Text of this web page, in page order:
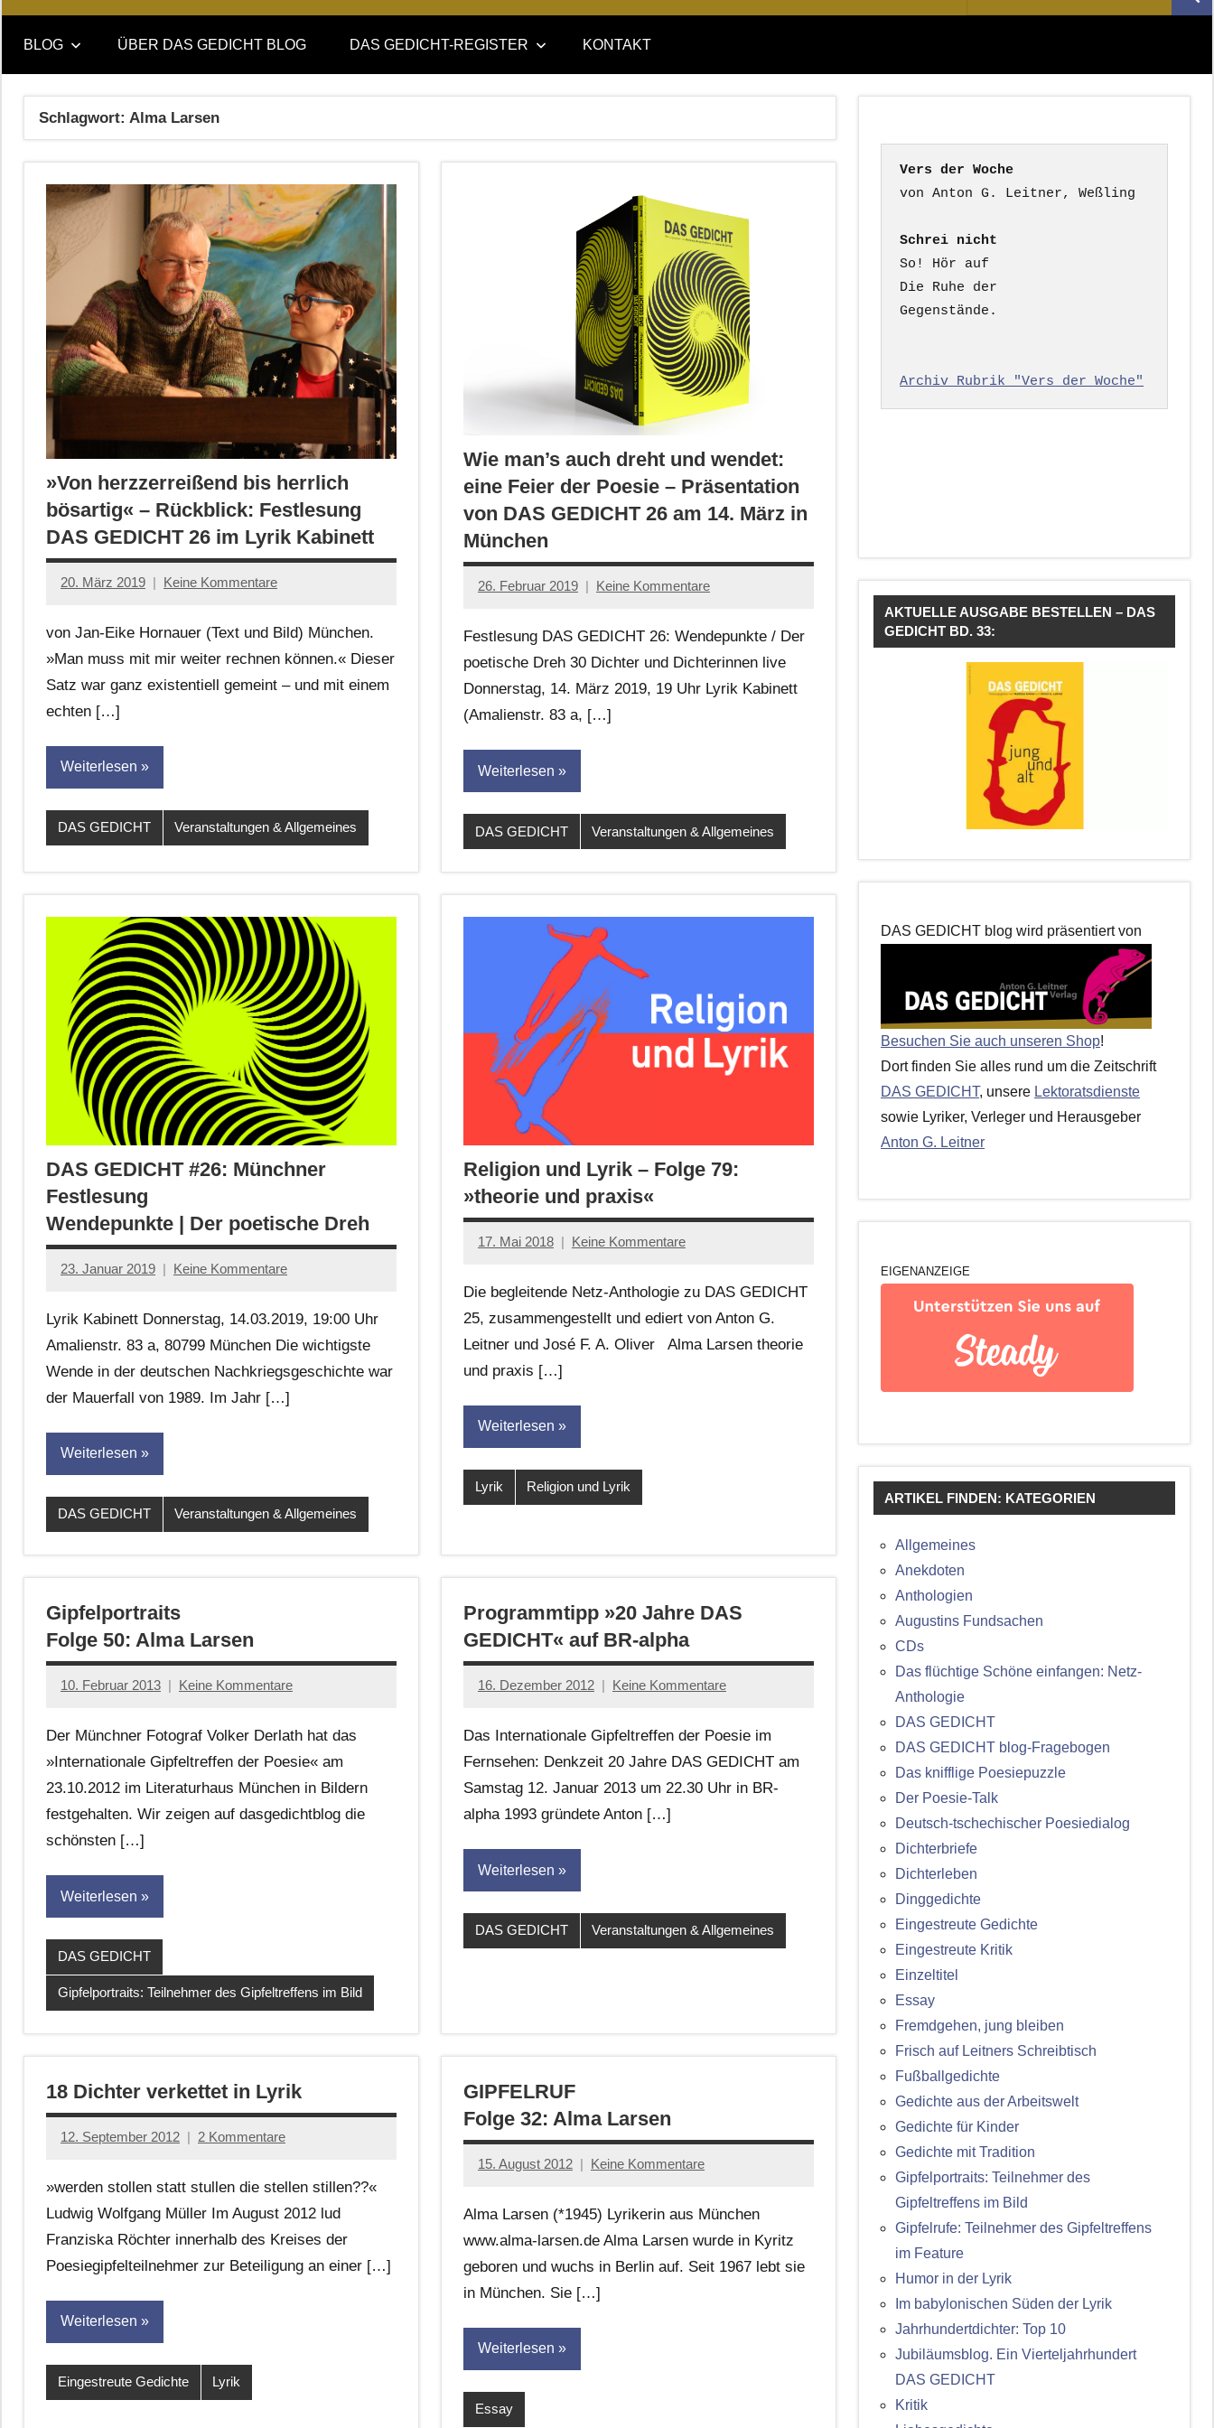
DAS
GEDICHT
blog
DAS
GEDICHT.
Zeitschrift
nach:
BLOG ÜBER DAS GEDICHT BLOG DAS GEDICHT-REGISTER KONTAKT
Schlagwort: Alma Larsen
»Von herzzerreißend bis herrlich
bösartig« – Rückblick: Festlesung
DAS GEDICHT 26 im Lyrik Kabinett
20. März 2019
Jan-
Hornauer
für
dasgedichtblog
Keine Kommentare
von Jan-Eike Hornauer (Text und Bild) München.
»Man muss mit mir weiter rechnen können.« Dieser
Satz war ganz existentiell gemeint – und mit einem
echten […]
Weiterlesen
DAS GEDICHT Veranstaltungen & Allgemeines
Wie man’s auch dreht und wendet:
eine Feier der Poesie – Präsentation
von DAS GEDICHT 26 am 14. März in
München
26. Februar 2019
Jan-
Hornauer
für
dasgedichtblog
Keine Kommentare
Festlesung DAS GEDICHT 26: Wendepunkte / Der
poetische Dreh 30 Dichter und Dichterinnen live
Donnerstag, 14. März 2019, 19 Uhr Lyrik Kabinett
(Amalienstr. 83 a, […]
Weiterlesen
DAS GEDICHT Veranstaltungen & Allgemeines
DAS GEDICHT #26: Münchner
Festlesung
Wendepunkte | Der poetische Dreh
23. Januar 2019
johanna
Keine Kommentare
Lyrik Kabinett Donnerstag, 14.03.2019, 19:00 Uhr
Amalienstr. 83 a, 80799 München Die wichtigste
Wende in der deutschen Nachkriegsgeschichte war
der Mauerfall von 1989. Im Jahr […]
Weiterlesen
DAS GEDICHT Veranstaltungen & Allgemeines
Religion und Lyrik – Folge 79:
»theorie und praxis«
17. Mai 2018
Anton
Leitner
Keine Kommentare
Die begleitende Netz-Anthologie zu DAS GEDICHT
25, zusammengestellt und ediert von Anton G.
Leitner und José F. A. Oliver Alma Larsen theorie
und praxis […]
Weiterlesen
Lyrik Religion und Lyrik
Gipfelportraits
Folge 50: Alma Larsen
10. Februar 2013
Anton
Leitner
Keine Kommentare
Der Münchner Fotograf Volker Derlath hat das
»Internationale Gipfeltreffen der Poesie« am
23.10.2012 im Literaturhaus München in Bildern
festgehalten. Wir zeigen auf dasgedichtblog die
schönsten […]
Weiterlesen
DAS GEDICHT
Gipfelportraits: Teilnehmer des Gipfeltreffens im Bild
Programmtipp »20 Jahre DAS
GEDICHT« auf BR-alpha
16. Dezember 2012
Anton
Leitner
Keine Kommentare
Das Internationale Gipfeltreffen der Poesie im
Fernsehen: Denkzeit 20 Jahre DAS GEDICHT am
Samstag 12. Januar 2013 um 22.30 Uhr in BR-
alpha 1993 gründete Anton […]
Weiterlesen
DAS GEDICHT Veranstaltungen & Allgemeines
18 Dichter verkettet in Lyrik
12. September 2012
Anton
Leitner
2 Kommentare
»werden stollen statt stullen die stellen stillen??«
Ludwig Wolfgang Müller Im August 2012 lud
Franziska Röchter innerhalb des Kreises der
Poesiegipfelteilnehmer zur Beteiligung an einer […]
Weiterlesen
Eingestreute Gedichte Lyrik
GIPFELRUF
Folge 32: Alma Larsen
15. August 2012
Anton
Leitner
Keine Kommentare
Alma Larsen (*1945) Lyrikerin aus München
www.alma-larsen.de Alma Larsen wurde in Kyritz
geboren und wuchs in Berlin auf. Seit 1967 lebt sie
in München. Sie […]
Weiterlesen
Essay
Vers der Woche
Schrei nicht
So! Hör auf
Die Ruhe der
Gegenstände.
Archiv Rubrik "Vers der Woche"
AKTUELLE AUSGABE BESTELLEN – DAS
GEDICHT BD. 33:
DAS GEDICHT blog wird präsentiert von
Besuchen Sie auch unseren Shop!
Dort finden Sie alles rund um die Zeitschrift
DAS GEDICHT, unsere Lektoratsdienste
sowie Lyriker, Verleger und Herausgeber
Anton G. Leitner
EIGENANZEIGE
ARTIKEL FINDEN: KATEGORIEN
Allgemeines
Anekdoten
Anthologien
Augustins Fundsachen
CDs
Das flüchtige Schöne einfangen: Netz-
Anthologie
DAS GEDICHT
DAS GEDICHT blog-Fragebogen
Das knifflige Poesiepuzzle
Der Poesie-Talk
Deutsch-tschechischer Poesiedialog
Dichterbriefe
Dichterleben
Dinggedichte
Eingestreute Gedichte
Eingestreute Kritik
Einzeltitel
Essay
Fremdgehen, jung bleiben
Frisch auf Leitners Schreibtisch
Fußballgedichte
Gedichte aus der Arbeitswelt
Gedichte für Kinder
Gedichte mit Tradition
Gipfelportraits: Teilnehmer des
Gipfeltreffens im Bild
Gipfelrufe: Teilnehmer des Gipfeltreffens
im Feature
Humor in der Lyrik
Im babylonischen Süden der Lyrik
Jahrhundertdichter: Top 10
Jubiläumsblog. Ein Vierteljahrhundert
DAS GEDICHT
Kritik